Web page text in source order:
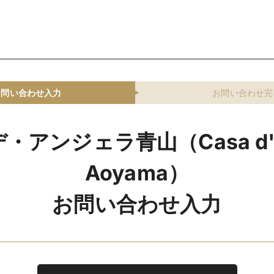
い合わせ入力 お問い合わせ完
・アンジェラ青山（Casa
Aoyama）
お問い合わせ入力